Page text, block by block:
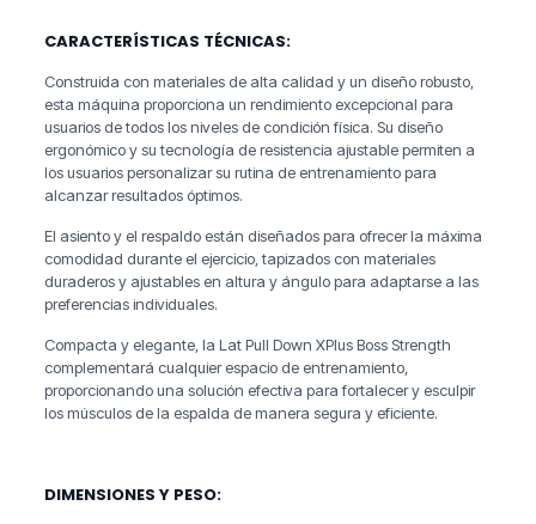
CARACTERÍSTICAS TÉCNICAS:
Construida con materiales de alta calidad y un diseño robusto,
esta máquina proporciona un rendimiento excepcional para
usuarios de todos los niveles de condición física. Su diseño
ergonómico y su tecnología de resistencia ajustable permiten a
los usuarios personalizar su rutina de entrenamiento para
alcanzar resultados óptimos.
El asiento y el respaldo están diseñados para ofrecer la máxima
comodidad durante el ejercicio, tapizados con materiales
duraderos y ajustables en altura y ángulo para adaptarse a las
preferencias individuales.
Compacta y elegante, la Lat Pull Down XPlus Boss Strength
complementará cualquier espacio de entrenamiento,
proporcionando una solución efectiva para fortalecer y esculpir
los músculos de la espalda de manera segura y eficiente.
DIMENSIONES Y PESO: